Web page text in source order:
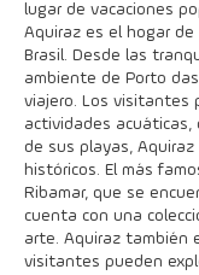
lugar de vacaciones
Aquiraz es el hogar
Brasil. Desde las
ambiente de Porto
viajero. Los visitantes
actividades acuáticas,
de sus playas,
históricos. El más
Ribamar, que se
cuenta con una
arte. Aquiraz también
visitantes pueden